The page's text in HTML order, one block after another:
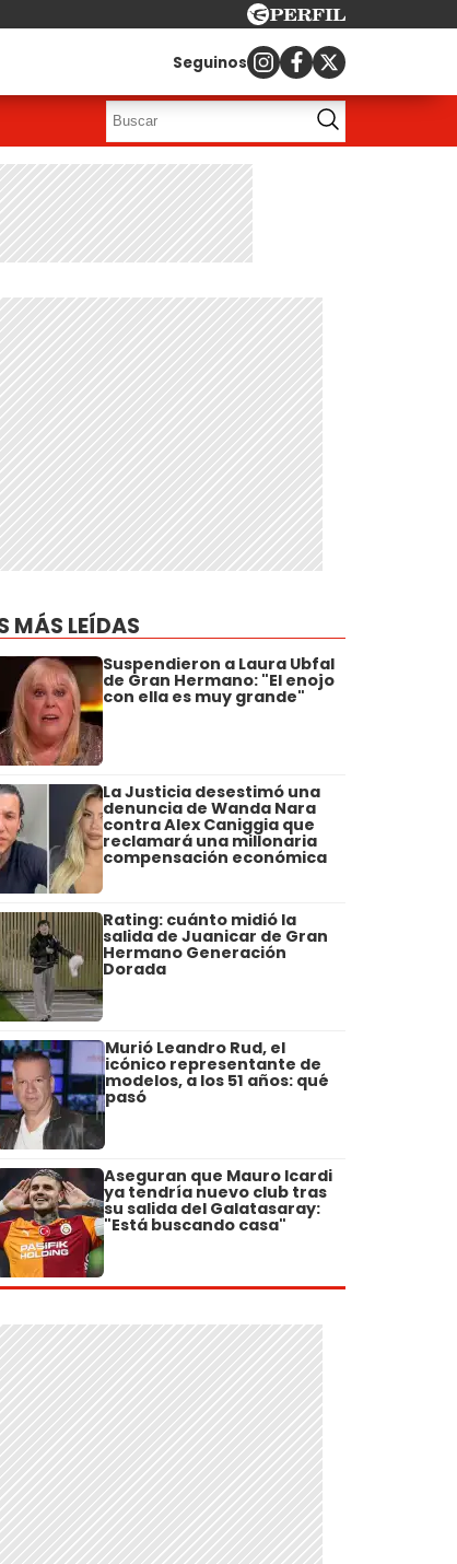
Seguinos
MÁS LEÍDAS
Suspendieron a Laura Ubfal
de Gran Hermano: "El enojo
con ella es muy grande"
La Justicia desestimó una
denuncia de Wanda Nara
contra Alex Caniggia que
reclamará una millonaria
compensación económica
Rating: cuánto midió la
salida de Juanicar de Gran
Hermano Generación
Dorada
Murió Leandro Rud, el
icónico representante de
modelos, a los 51 años: qué
pasó
Aseguran que Mauro Icardi
ya tendría nuevo club tras
su salida del Galatasaray:
"Está buscando casa"